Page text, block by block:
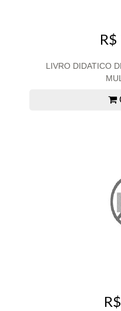
LIVRO DIDATICO